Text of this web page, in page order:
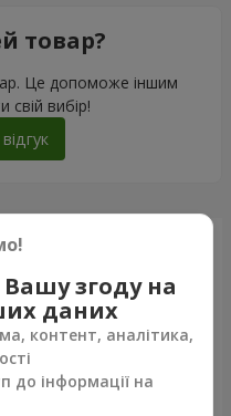
товар?
Це допоможе іншим
свій вибір!
згоду на
даних
контент, аналітика,
до інформації на